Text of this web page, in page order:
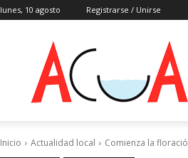
lunes, 10 agosto Registrarse / Unirse
Inicio Actualidad local Comienza la